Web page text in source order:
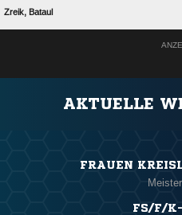
 
AKTUELLE
FRAUEN
FS/F/